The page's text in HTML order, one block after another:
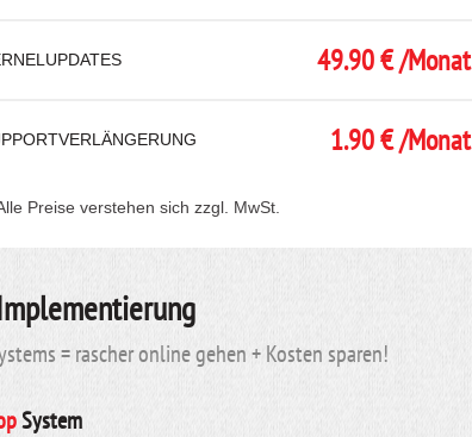
49.90 € /Monat
1.90 € /Monat
Preise verstehen sich zzgl. MwSt.
= rascher online gehen + Kosten sparen!
System